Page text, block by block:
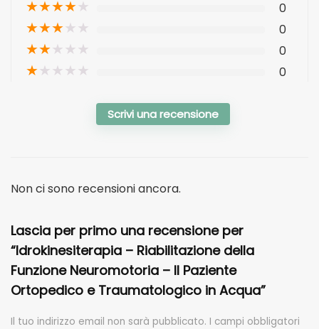
★★★★★ 0
★★★★ ★ 0
★★★ ★ ★ 0
★★ ★ ★ ★ 0
Scrivi una recensione
Non ci sono recensioni ancora.
Lascia per primo una recensione per
“Idrokinesiterapia – Riabilitazione della
Funzione Neuromotoria – Il Paziente
Ortopedico e Traumatologico in Acqua”
Il tuo indirizzo email non sarà pubblicato. I campi obbligatori